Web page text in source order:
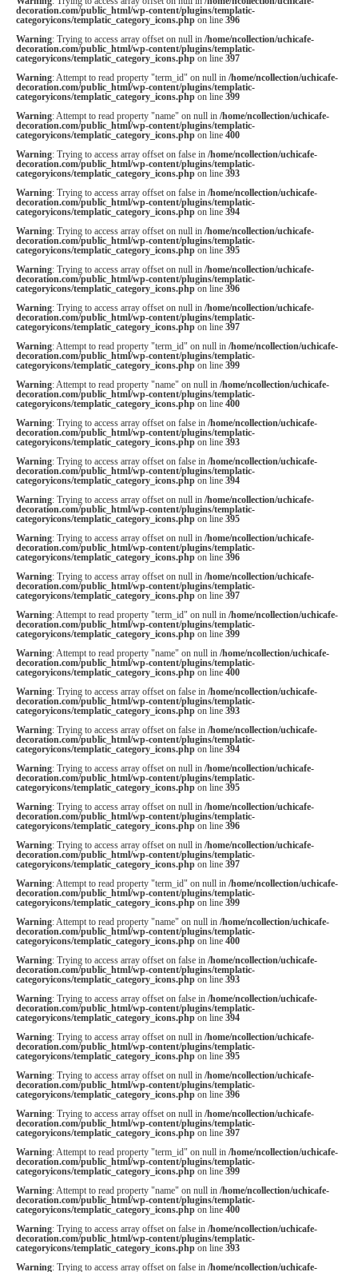
decoration.com/public_html/wp-content/plugins/templatic-
categoryicons/templatic_category_icons.php on line 396
Warning: Trying to access array offset on null in /home/ncollection/uchicafe-
decoration.com/public_html/wp-content/plugins/templatic-
categoryicons/templatic_category_icons.php on line 397
Warning: Attempt to read property "term_id" on null in /home/ncollection/uchicafe-
decoration.com/public_html/wp-content/plugins/templatic-
categoryicons/templatic_category_icons.php on line 399
Warning: Attempt to read property "name" on null in /home/ncollection/uchicafe-
decoration.com/public_html/wp-content/plugins/templatic-
categoryicons/templatic_category_icons.php on line 400
Warning: Trying to access array offset on false in /home/ncollection/uchicafe-
decoration.com/public_html/wp-content/plugins/templatic-
categoryicons/templatic_category_icons.php on line 393
Warning: Trying to access array offset on false in /home/ncollection/uchicafe-
decoration.com/public_html/wp-content/plugins/templatic-
categoryicons/templatic_category_icons.php on line 394
Warning: Trying to access array offset on null in /home/ncollection/uchicafe-
decoration.com/public_html/wp-content/plugins/templatic-
categoryicons/templatic_category_icons.php on line 395
Warning: Trying to access array offset on null in /home/ncollection/uchicafe-
decoration.com/public_html/wp-content/plugins/templatic-
categoryicons/templatic_category_icons.php on line 396
Warning: Trying to access array offset on null in /home/ncollection/uchicafe-
decoration.com/public_html/wp-content/plugins/templatic-
categoryicons/templatic_category_icons.php on line 397
Warning: Attempt to read property "term_id" on null in /home/ncollection/uchicafe-
decoration.com/public_html/wp-content/plugins/templatic-
categoryicons/templatic_category_icons.php on line 399
Warning: Attempt to read property "name" on null in /home/ncollection/uchicafe-
decoration.com/public_html/wp-content/plugins/templatic-
categoryicons/templatic_category_icons.php on line 400
Warning: Trying to access array offset on false in /home/ncollection/uchicafe-
decoration.com/public_html/wp-content/plugins/templatic-
categoryicons/templatic_category_icons.php on line 393
Warning: Trying to access array offset on false in /home/ncollection/uchicafe-
decoration.com/public_html/wp-content/plugins/templatic-
categoryicons/templatic_category_icons.php on line 394
Warning: Trying to access array offset on null in /home/ncollection/uchicafe-
decoration.com/public_html/wp-content/plugins/templatic-
categoryicons/templatic_category_icons.php on line 395
Warning: Trying to access array offset on null in /home/ncollection/uchicafe-
decoration.com/public_html/wp-content/plugins/templatic-
categoryicons/templatic_category_icons.php on line 396
Warning: Trying to access array offset on null in /home/ncollection/uchicafe-
decoration.com/public_html/wp-content/plugins/templatic-
categoryicons/templatic_category_icons.php on line 397
Warning: Attempt to read property "term_id" on null in /home/ncollection/uchicafe-
decoration.com/public_html/wp-content/plugins/templatic-
categoryicons/templatic_category_icons.php on line 399
Warning: Attempt to read property "name" on null in /home/ncollection/uchicafe-
decoration.com/public_html/wp-content/plugins/templatic-
categoryicons/templatic_category_icons.php on line 400
Warning: Trying to access array offset on false in /home/ncollection/uchicafe-
decoration.com/public_html/wp-content/plugins/templatic-
categoryicons/templatic_category_icons.php on line 393
Warning: Trying to access array offset on false in /home/ncollection/uchicafe-
decoration.com/public_html/wp-content/plugins/templatic-
categoryicons/templatic_category_icons.php on line 394
Warning: Trying to access array offset on null in /home/ncollection/uchicafe-
decoration.com/public_html/wp-content/plugins/templatic-
categoryicons/templatic_category_icons.php on line 395
Warning: Trying to access array offset on null in /home/ncollection/uchicafe-
decoration.com/public_html/wp-content/plugins/templatic-
categoryicons/templatic_category_icons.php on line 396
Warning: Trying to access array offset on null in /home/ncollection/uchicafe-
decoration.com/public_html/wp-content/plugins/templatic-
categoryicons/templatic_category_icons.php on line 397
Warning: Attempt to read property "term_id" on null in /home/ncollection/uchicafe-
decoration.com/public_html/wp-content/plugins/templatic-
categoryicons/templatic_category_icons.php on line 399
Warning: Attempt to read property "name" on null in /home/ncollection/uchicafe-
decoration.com/public_html/wp-content/plugins/templatic-
categoryicons/templatic_category_icons.php on line 400
Warning: Trying to access array offset on false in /home/ncollection/uchicafe-
decoration.com/public_html/wp-content/plugins/templatic-
categoryicons/templatic_category_icons.php on line 393
Warning: Trying to access array offset on false in /home/ncollection/uchicafe-
decoration.com/public_html/wp-content/plugins/templatic-
categoryicons/templatic_category_icons.php on line 394
Warning: Trying to access array offset on null in /home/ncollection/uchicafe-
decoration.com/public_html/wp-content/plugins/templatic-
categoryicons/templatic_category_icons.php on line 395
Warning: Trying to access array offset on null in /home/ncollection/uchicafe-
decoration.com/public_html/wp-content/plugins/templatic-
categoryicons/templatic_category_icons.php on line 396
Warning: Trying to access array offset on null in /home/ncollection/uchicafe-
decoration.com/public_html/wp-content/plugins/templatic-
categoryicons/templatic_category_icons.php on line 397
Warning: Attempt to read property "term_id" on null in /home/ncollection/uchicafe-
decoration.com/public_html/wp-content/plugins/templatic-
categoryicons/templatic_category_icons.php on line 399
Warning: Attempt to read property "name" on null in /home/ncollection/uchicafe-
decoration.com/public_html/wp-content/plugins/templatic-
categoryicons/templatic_category_icons.php on line 400
Warning: Trying to access array offset on false in /home/ncollection/uchicafe-
decoration.com/public_html/wp-content/plugins/templatic-
categoryicons/templatic_category_icons.php on line 393
Warning: Trying to access array offset on false in /home/ncollection/uchicafe-